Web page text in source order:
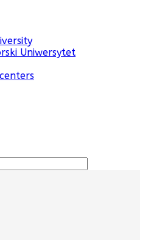
Uniwersytet